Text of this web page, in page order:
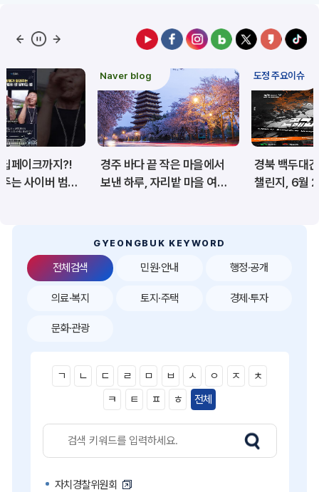
산림 해양/수산
보건·복지/여성/장애인 문화/관광/음식
재난/안전/재해 산업/토지/주택
환경 시험정보
공공데이터&통계
Naver blog
경주 바다 끝 작은 마을에서
보낸 하루, 자리밭 마을 여름
도정 주요이슈
경북 백두대간 트레일6
챌린지, 6월 20일 상주서
GYEONGBUK KEYWORD
전체검색
ㄱ ㄴ ㄷ ㄹ ㅁ ㅂ ㅅ ㅇ ㅈ
ㅊ
ㅋ
ㅌ ㅍ ㅎ 전체
자치경찰위원회
민원·안내 행정·공개
의료·복지 토지·주택 경제·투자
문화·관광